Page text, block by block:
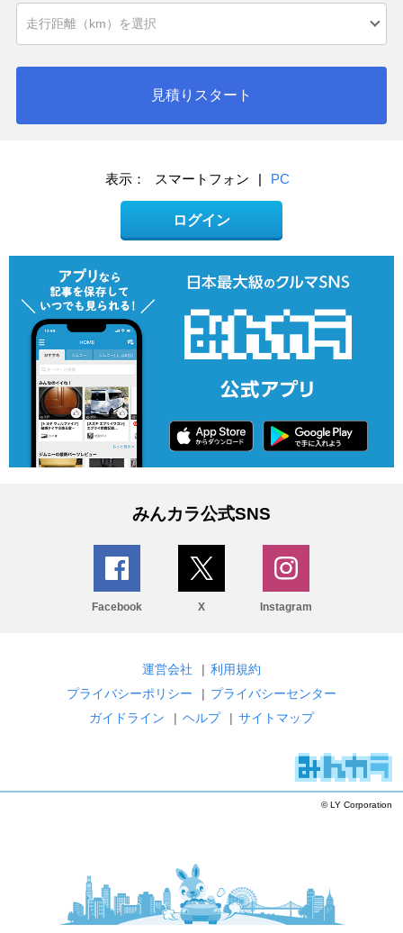
見積りスタート
表示： スマートフォン | PC
ログイン
みんカラ公式SNS
Facebook X Instagram
運営会社 | 利用規約
プライバシーポリシー
| プライバシーセンター
ガイドライン
| ヘルプ | サイトマップ
© LY Corporation